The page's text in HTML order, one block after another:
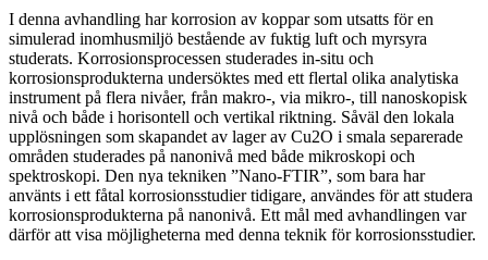
I denna avhandling har korrosion av koppar som utsatts för en
simulerad inomhusmiljö bestående av fuktig luft och myrsyra
studerats. Korrosionsprocessen studerades in-situ och
korrosionsprodukterna undersöktes med ett flertal olika analytiska
instrument på flera nivåer, från makro-, via mikro-, till nanoskopisk
nivå och både i horisontell och vertikal riktning. Såväl den lokala
upplösningen som skapandet av lager av Cu2O i smala separerade
områden studerades på nanonivå med både mikroskopi och
spektroskopi. Den nya tekniken ”Nano-FTIR”, som bara har
använts i ett fåtal korrosionsstudier tidigare, användes för att studera
korrosionsprodukterna på nanonivå. Ett mål med avhandlingen var
därför att visa möjligheterna med denna teknik för korrosionsstudier.